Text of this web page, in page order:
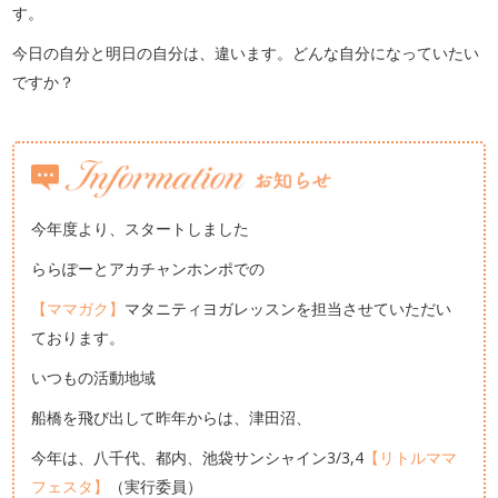
す。
今日の自分と明日の自分は、違います。どんな自分になっていたい
ですか？
今年度より、スタートしました
ららぽーとアカチャンホンポでの
【ママガク】 マタニティヨガレッスンを担当させていただい
ております。
いつもの活動地域
船橋を飛び出して昨年からは、津田沼、
今年は、八千代、都内、池袋サンシャイン3/3,4 【リトルママ
フェスタ】
（実行委員）